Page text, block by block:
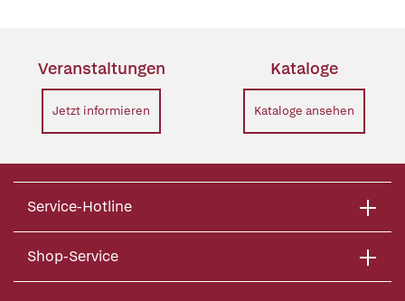
Veranstaltungen
Jetzt informieren
Kataloge
Kataloge ansehen
Service-Hotline
Shop-Service